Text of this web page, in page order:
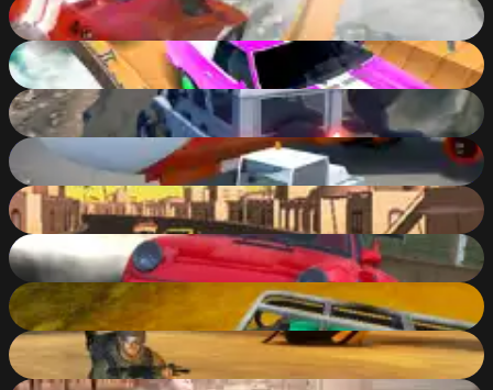
%
Crash Car Parkour Simulator
82%
Offroad Life 3D
81%
Flight Simulation - Airplane Games 23
85 %
Asphalt Speed Racing 3D
%
Real Drift Multiplayer 2
87%
ATV Ultimate Offroad
88%
Terror Camp Takedown
%